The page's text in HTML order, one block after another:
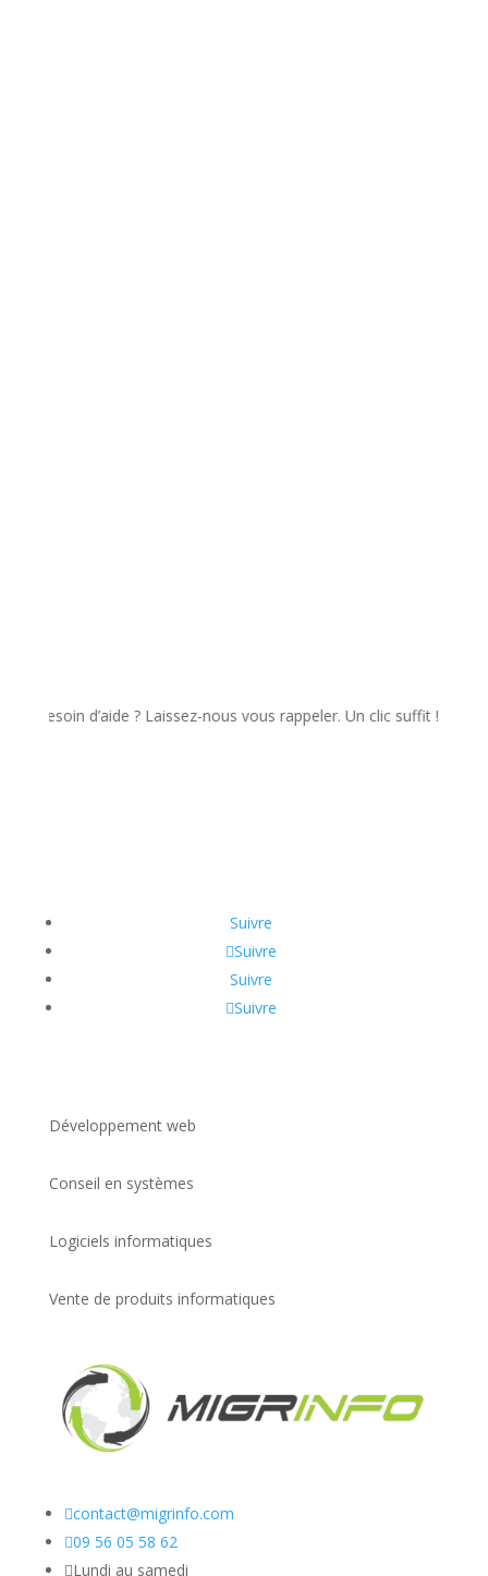
d’aide ? Laissez-nous vous rappeler. Un clic suffit !
Suivre
Suivre
Suivre
Suivre
Développement web
Conseil en systèmes
Logiciels informatiques
Vente de produits informatiques
contact@migrinfo.com
09 56 05 58 62
Lundi au samedi